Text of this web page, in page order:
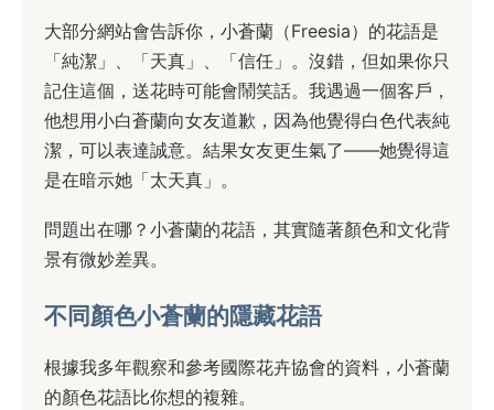
大部分網站會告訴你，小蒼蘭（Freesia）的花語是
「純潔」、「天真」、「信任」。沒錯，但如果你只
記住這個，送花時可能會鬧笑話。我遇過一個客戶，
他想用小白蒼蘭向女友道歉，因為他覺得白色代表純
潔，可以表達誠意。結果女友更生氣了——她覺得這
是在暗示她「太天真」。
問題出在哪？小蒼蘭的花語，其實隨著顏色和文化背
景有微妙差異。
不同顏色小蒼蘭的隱藏花語
根據我多年觀察和參考國際花卉協會的資料，小蒼蘭
的顏色花語比你想的複雜。